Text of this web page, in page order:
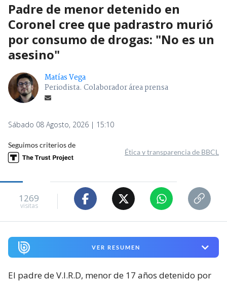
Padre de menor detenido en
Coronel cree que padrastro murió
por consumo de drogas: "No es un
asesino"
Matías Vega
Periodista. Colaborador área prensa
Sábado 08 Agosto, 2026 | 15:10
Seguimos criterios de
Ética y transparencia de BBCL
1269
visitas
VER RESUMEN
El padre de V.I.R.D, menor de 17 años detenido por